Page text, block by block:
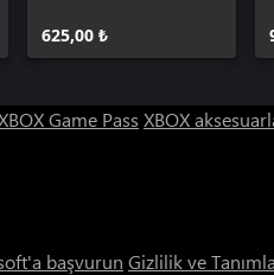
625,00 ₺
Game Pass XBOX
başvurun Gizlilik ve